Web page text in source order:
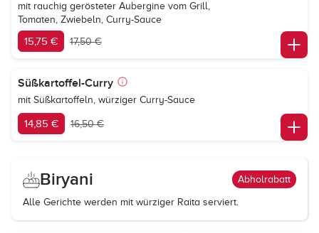
mit rauchig gerösteter Aubergine vom Grill,
Tomaten, Zwiebeln, Curry-Sauce
15,75 € 17,50 €
Süßkartoffel-Curry
mit Süßkartoffeln, würziger Curry-Sauce
14,85 € 16,50 €
Biryani Abholrabatt
Alle Gerichte werden mit würziger Raita serviert.